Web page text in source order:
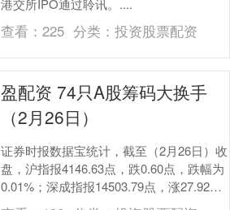
港交所IPO通过聆讯。....
查看：225 分类： 投资股票配资
盈配资 74只A股筹码大换手
（2月26日）
证券时报数据宝统计，截至（2月26日）收
盘，沪指报4146.63点，跌0.60点，跌幅为
0.01%；深成指报14503.79点，涨27.92
点，涨幅为0.19%....